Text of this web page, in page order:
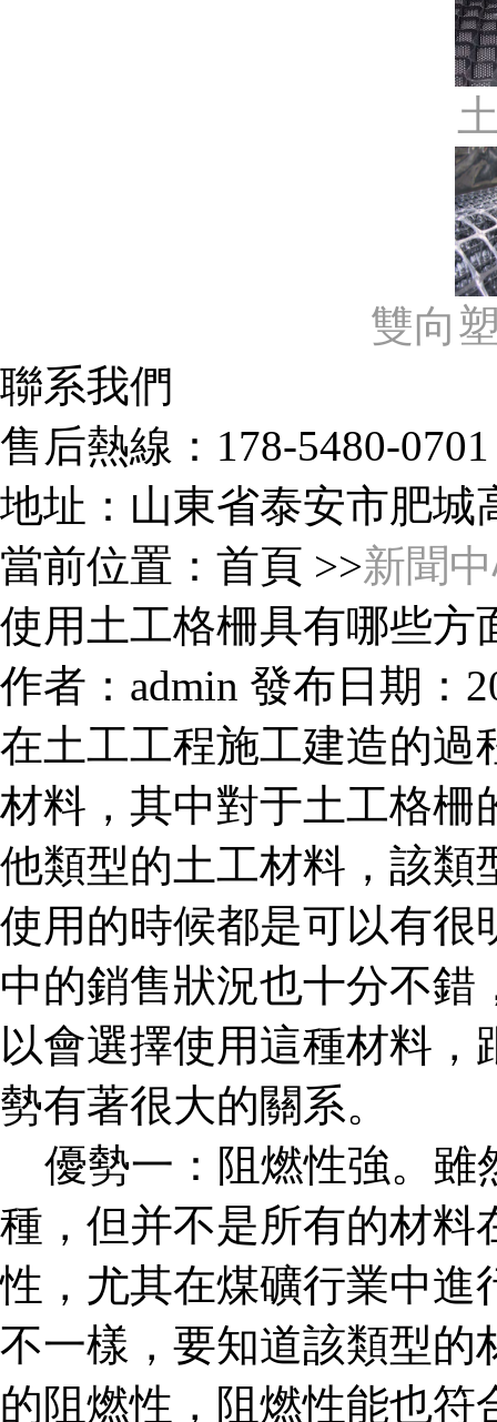
雙向
聯系我們
售后熱線：178-5480-0701
地址：山東省泰安市肥城
當前位置：首頁 >>新聞
使用土工格柵具有哪些方
作者：admin 發布日期：
在土工工程施工建造的過
材料，其中對于土工格柵
他類型的土工材料，該類
使用的時候都是可以有很
中的銷售狀況也十分不
以會選擇使用這種材料
勢有著很大的關系。
優勢一：阻燃性強。雖
種，但并不是所有的材料
性，尤其在煤礦行業中進
不一樣，要知道該類型的
的阻燃性，阻燃性能也符